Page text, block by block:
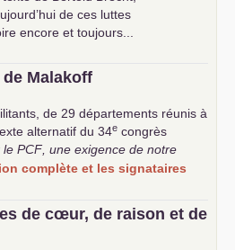
de ces luttes
encore et toujours...
de Malakoff
de 29 départements réunis à
alternatif du 34e congrès
le PCF , une exigence de notre
complète et les signataires
de cœur, de raison et de